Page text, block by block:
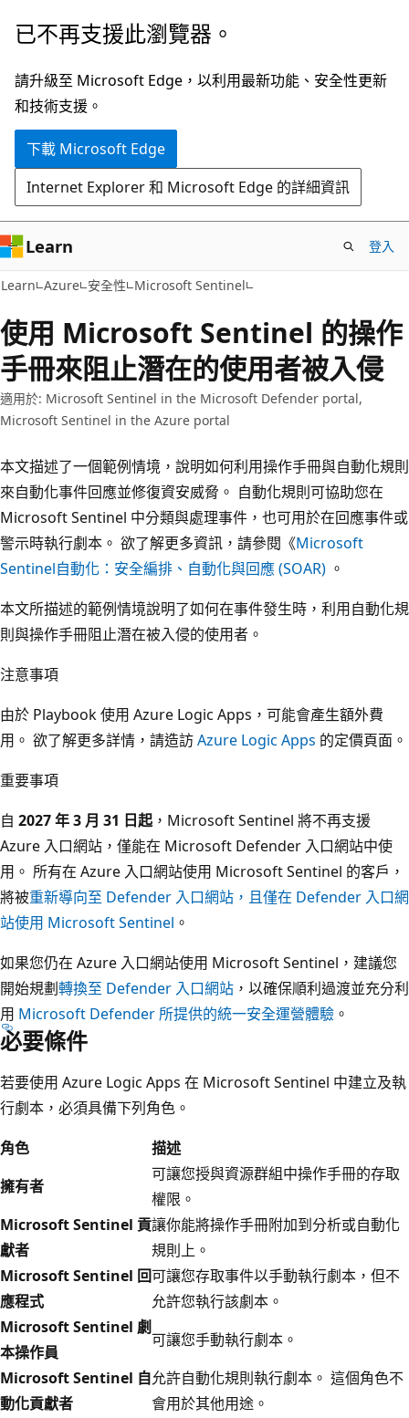
跳
主
要
內
已不再支援此瀏覽器。
請升級至 Microsoft Edge，以利用最新功能、安全性更新
和技術支援。
下載 Microsoft Edge
Internet Explorer 和 Microsoft Edge 的詳細資訊
Learn 登入
Learn Azure 安全性 Microsoft Sentinel
使用 Microsoft Sentinel 的操作
手冊來阻止潛在的使用者被入侵
適用於: Microsoft Sentinel in the Microsoft Defender portal,
Microsoft Sentinel in the Azure portal
本文描述了一個範例情境，說明如何利用操作手冊與自動化規則
來自動化事件回應並修復資安威脅。 自動化規則可協助您在
Microsoft Sentinel 中分類與處理事件，也可用於在回應事件或
警示時執行劇本。 欲了解更多資訊，請參閱《Microsoft
Sentinel自動化：安全編排、自動化與回應 (SOAR) 。
本文所描述的範例情境說明了如何在事件發生時，利用自動化規
則與操作手冊阻止潛在被入侵的使用者。
注意事項
由於 Playbook 使用 Azure Logic Apps，可能會產生額外費
用。 欲了解更多詳情，請造訪Azure Logic Apps 的定價頁面。
重要事項
自 2027 年 3 月 31 日起，Microsoft Sentinel 將不再支援
Azure 入口網站，僅能在 Microsoft Defender 入口網站中使
用。 所有在 Azure 入口網站使用 Microsoft Sentinel 的客戶，
將被重新導向至 Defender 入口網站，且僅在 Defender 入口網
站使用 Microsoft Sentinel 。
如果您仍在 Azure 入口網站使用 Microsoft Sentinel，建議您
開始規劃轉換至 Defender 入口網站 ，以確保順利過渡並充分利
用 Microsoft Defender 所提供的統一安全運營體驗 。
必要條件
若要使用 Azure Logic Apps 在 Microsoft Sentinel 中建立及執
行劇本，必須具備下列角色。
角色
描述
擁有者
可讓您授與資源群組中操作手冊的存取
權限。
Microsoft Sentinel 貢
獻者
讓你能將操作手冊附加到分析或自動化
規則上。
Microsoft Sentinel 回
應程式
可讓您存取事件以手動執行劇本，但不
允許您執行該劇本。
Microsoft Sentinel 劇
本操作員
可讓您手動執行劇本。
Microsoft Sentinel 自
動化貢獻者
允許自動化規則執行劇本。 這個角色不
會用於其他用途。